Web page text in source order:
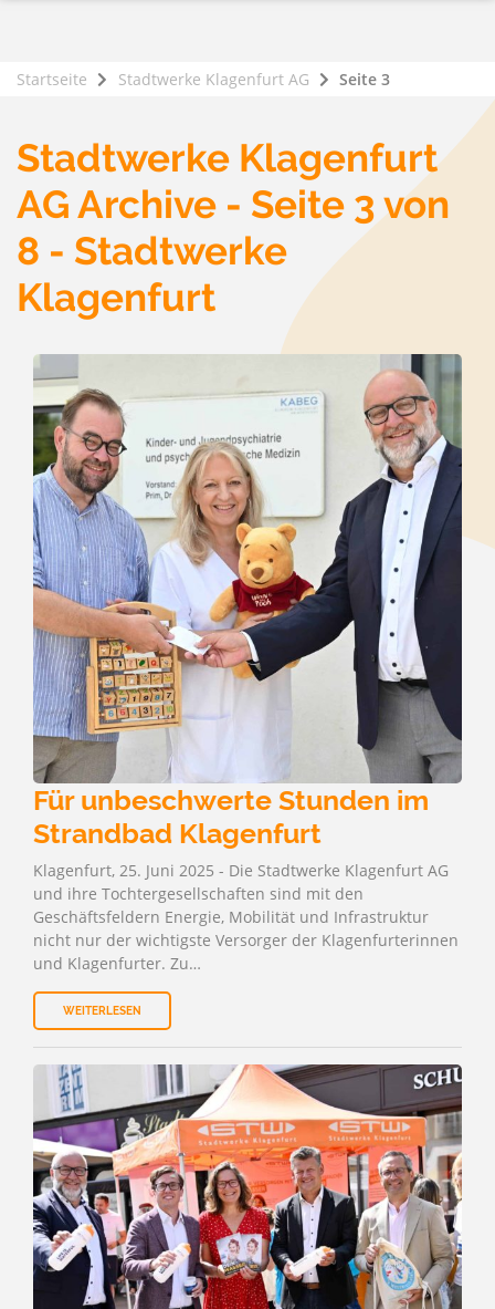
Startseite Stadtwerke Klagenfurt AG Seite 3
Stadtwerke Klagenfurt
AG Archive - Seite 3 von
8 - Stadtwerke
Klagenfurt
Für unbeschwerte Stunden im
Strandbad Klagenfurt
Klagenfurt, 25. Juni 2025 - Die Stadtwerke Klagenfurt AG
und ihre Tochtergesellschaften sind mit den
Geschäftsfeldern Energie, Mobilität und Infrastruktur
nicht nur der wichtigste Versorger der Klagenfurterinnen
und Klagenfurter. Zu…
WEITERLESEN